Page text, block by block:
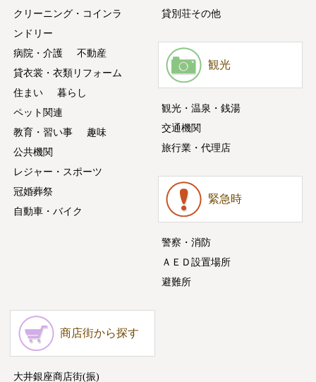
クリーニング・コインラ
ンドリー
病院・介護
不動産
貸衣裳・衣類リフォーム
住まい
暮らし
ペット関連
教育・習い事
趣味
公共機関
レジャー・スポーツ
冠婚葬祭
自動車・バイク
貸別荘その他
観光
観光・温泉・銭湯
交通機関
旅行業・代理店
緊急時
警察・消防
ＡＥＤ設置場所
避難所
商店街から探す
大井銀座商店街(振)